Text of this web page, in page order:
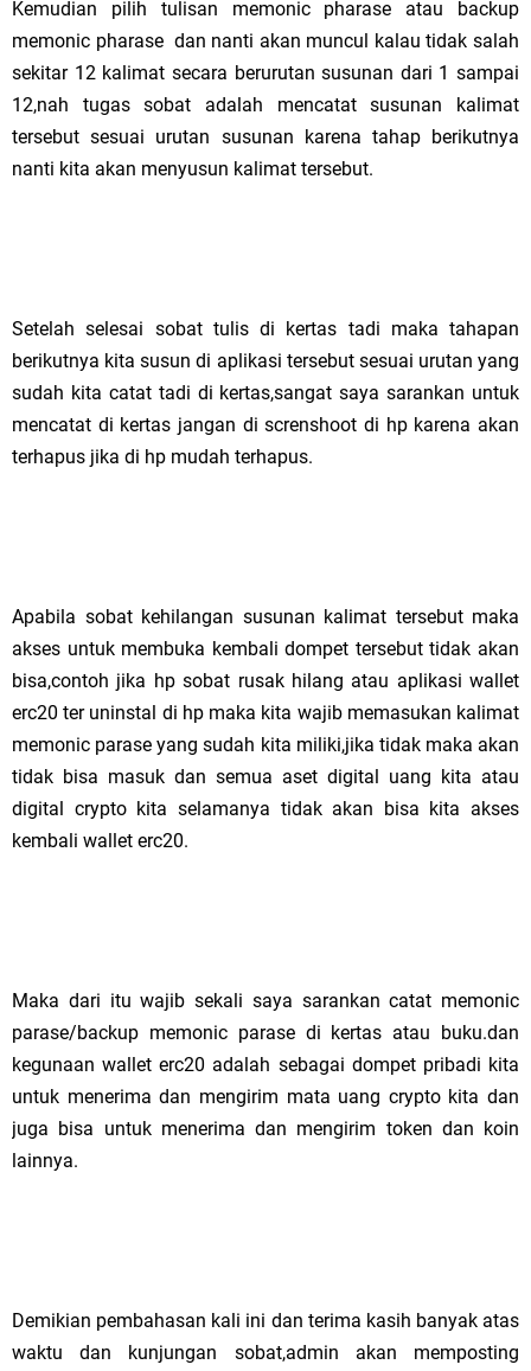
Kemudian pilih tulisan memonic pharase atau backup
memonic pharase dan nanti akan muncul kalau tidak salah
sekitar 12 kalimat secara berurutan susunan dari 1 sampai
12,nah tugas sobat adalah mencatat susunan kalimat
tersebut sesuai urutan susunan karena tahap berikutnya
nanti kita akan menyusun kalimat tersebut.
Setelah selesai sobat tulis di kertas tadi maka tahapan
berikutnya kita susun di aplikasi tersebut sesuai urutan yang
sudah kita catat tadi di kertas,sangat saya sarankan untuk
mencatat di kertas jangan di screnshoot di hp karena akan
terhapus jika di hp mudah terhapus.
Apabila sobat kehilangan susunan kalimat tersebut maka
akses untuk membuka kembali dompet tersebut tidak akan
bisa,contoh jika hp sobat rusak hilang atau aplikasi wallet
erc20 ter uninstal di hp maka kita wajib memasukan kalimat
memonic parase yang sudah kita miliki,jika tidak maka akan
tidak bisa masuk dan semua aset digital uang kita atau
digital crypto kita selamanya tidak akan bisa kita akses
kembali wallet erc20.
Maka dari itu wajib sekali saya sarankan catat memonic
parase/backup memonic parase di kertas atau buku.dan
kegunaan wallet erc20 adalah sebagai dompet pribadi kita
untuk menerima dan mengirim mata uang crypto kita dan
juga bisa untuk menerima dan mengirim token dan koin
lainnya.
Demikian pembahasan kali ini dan terima kasih banyak atas
waktu dan kunjungan sobat,admin akan memposting